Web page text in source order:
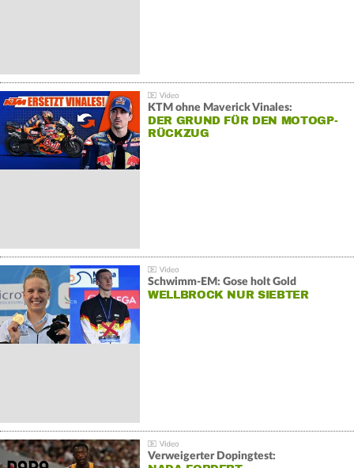
KTM ohne Maverick Vinales:
DER GRUND FÜR DEN MOTOGP-
RÜCKZUG
Schwimm-EM: Gose holt Gold
WELLBROCK NUR SIEBTER
Verweigerter Dopingtest: